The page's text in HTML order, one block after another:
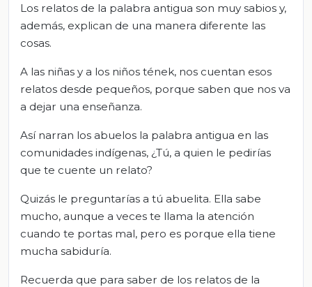
Los relatos de la palabra antigua son muy sabios y,
además, explican de una manera diferente las
cosas.
A las niñas y a los niños tének, nos cuentan esos
relatos desde pequeños, porque saben que nos va
a dejar una enseñanza.
Así narran los abuelos la palabra antigua en las
comunidades indígenas, ¿Tú, a quien le pedirías
que te cuente un relato?
Quizás le preguntarías a tú abuelita. Ella sabe
mucho, aunque a veces te llama la atención
cuando te portas mal, pero es porque ella tiene
mucha sabiduría.
Recuerda que para saber de los relatos de la